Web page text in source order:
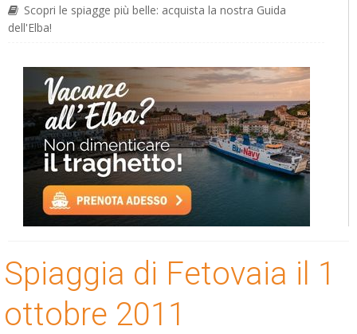
Scopri le spiagge più belle: acquista la nostra Guida
dell'Elba!
Spiaggia di Fetovaia il 1
ottobre 2011